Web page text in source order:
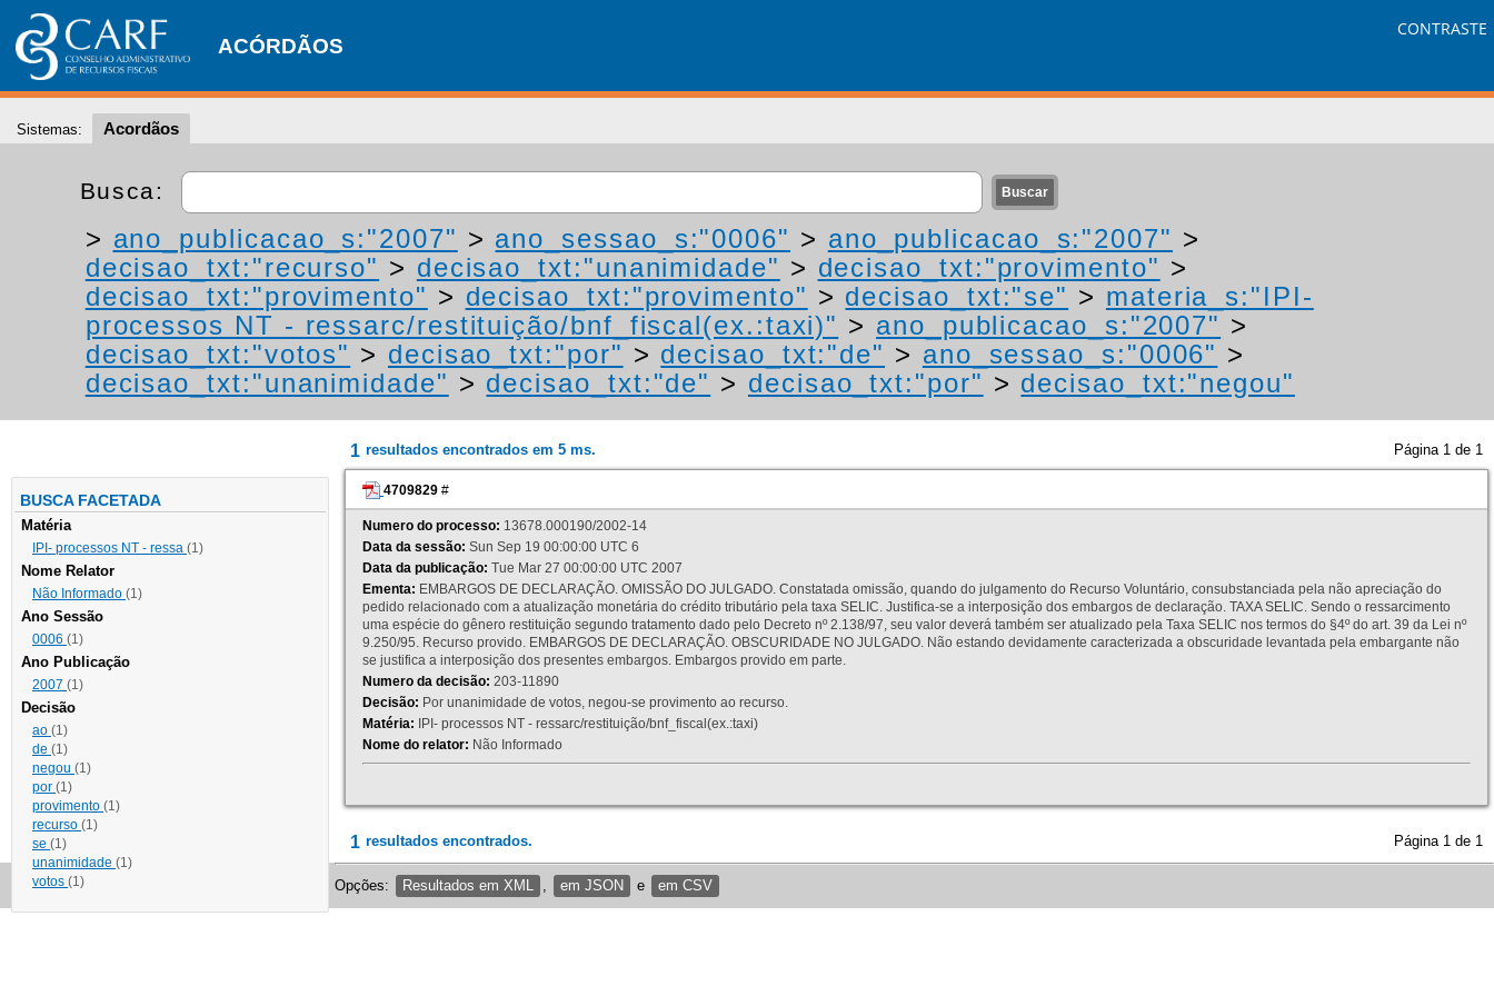
ACÓRDÃOS
CONTRASTE
Sistemas: Acordãos
Busca:
> ano_publicacao_s:"2007" > ano_sessao_s:"0006" > ano_publicacao_s:"2007" >
decisao_txt:"recurso" > decisao_txt:"unanimidade" > decisao_txt:"provimento" >
decisao_txt:"provimento" > decisao_txt:"provimento" > decisao_txt:"se" > materia_s:"IPI-
processos NT - ressarc/restituição/bnf_fiscal(ex.:taxi)" > ano_publicacao_s:"2007" >
decisao_txt:"votos" > decisao_txt:"por" > decisao_txt:"de" > ano_sessao_s:"0006" >
decisao_txt:"unanimidade" > decisao_txt:"de" > decisao_txt:"por" > decisao_txt:"negou"
BUSCA FACETADA
Matéria
IPI- processos NT - ressa (1)
Nome Relator
Não Informado (1)
Ano Sessão
0006 (1)
Ano Publicação
2007 (1)
Decisão
ao (1)
de (1)
negou (1)
por (1)
provimento (1)
recurso (1)
se (1)
unanimidade (1)
votos (1)
1 resultados encontrados em 5 ms. Página 1 de 1
4709829 #
Numero do processo: 13678.000190/2002-14
Data da sessão: Sun Sep 19 00:00:00 UTC 6
Data da publicação: Tue Mar 27 00:00:00 UTC 2007
Ementa: EMBARGOS DE DECLARAÇÃO. OMISSÃO DO JULGADO. Constatada omissão, quando do julgamento do Recurso Voluntário, consubstanciada pela não apreciação do
pedido relacionado com a atualização monetária do crédito tributário pela taxa SELIC. Justifica-se a interposição dos embargos de declaração. TAXA SELIC. Sendo o ressarcimento
uma espécie do gênero restituição segundo tratamento dado pelo Decreto nº 2.138/97, seu valor deverá também ser atualizado pela Taxa SELIC nos termos do §4º do art. 39 da Lei nº
9.250/95. Recurso provido. EMBARGOS DE DECLARAÇÃO. OBSCURIDADE NO JULGADO. Não estando devidamente caracterizada a obscuridade levantada pela embargante não
se justifica a interposição dos presentes embargos. Embargos provido em parte.
Numero da decisão: 203-11890
Decisão: Por unanimidade de votos, negou-se provimento ao recurso.
Matéria: IPI- processos NT - ressarc/restituição/bnf_fiscal(ex.:taxi)
Nome do relator: Não Informado
1 resultados encontrados. Página 1 de 1
Opções: Resultados em XML em JSON e em CSV